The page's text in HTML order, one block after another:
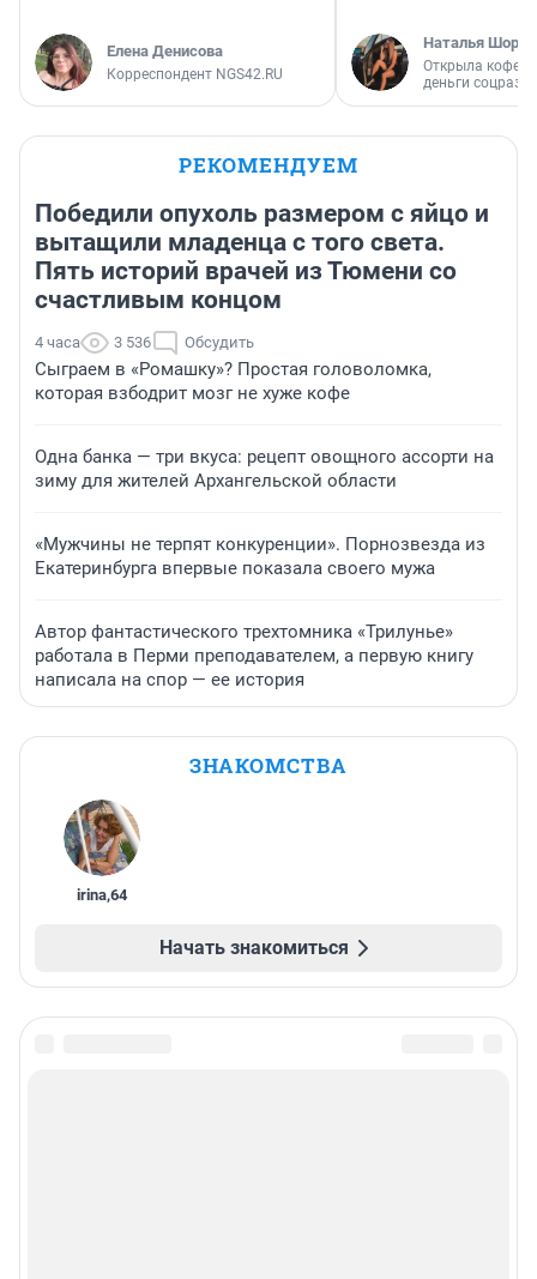
Елена Денисова
Корреспондент NGS42.RU
Наталья
Открыла
деньги
РЕКОМЕНДУЕМ
Победили опухоль размером с яйцо и
вытащили младенца с того света.
Пять историй врачей из Тюмени со
счастливым концом
4 часа 3 536 Обсудить
Сыграем в «Ромашку»? Простая головоломка,
которая взбодрит мозг не хуже кофе
Одна банка — три вкуса: рецепт овощного ассорти на
зиму для жителей Архангельской области
«Мужчины не терпят конкуренции». Порнозвезда из
Екатеринбурга впервые показала своего мужа
Автор фантастического трехтомника «Трилунье»
работала в Перми преподавателем, а первую книгу
написала на спор — ее история
ЗНАКОМСТВА
irina,64
Начать знакомиться